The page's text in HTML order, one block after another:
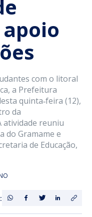
com o litoral
a Prefeitura
quinta‑feira (12),
da
atividade reuniu
do Gramame e
de Educação,